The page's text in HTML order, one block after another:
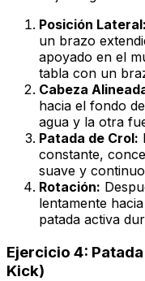
Posición Lateral:
un brazo
apoyado en el
tabla con un
Cabeza
hacia el fondo
agua y la otra
Patada de Crol:
constante,
suave y
Rotación:
lentamente
patada activa
Ejercicio 4:
Kick)